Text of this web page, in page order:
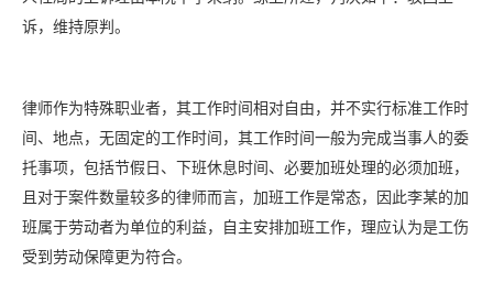
诉，维持原判。
律师作为特殊职业者，其工作时间相对自由，并不实行标准工作时
间、地点，无固定的工作时间，其工作时间一般为完成当事人的委
托事项，包括节假日、下班休息时间、必要加班处理的必须加班，
且对于案件数量较多的律师而言，加班工作是常态，因此李某的加
班属于劳动者为单位的利益，自主安排加班工作，理应认为是工伤
受到劳动保障更为符合。